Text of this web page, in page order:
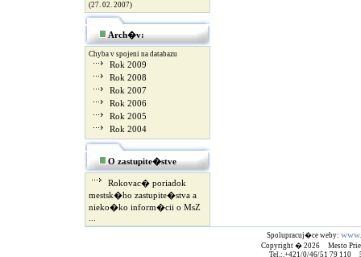
(27. 02. 2007)
Arch�v:
Chyba v spojeni na databazu
Rok 2009
Rok 2008
Rok 2007
Rok 2006
Rok 2005
Rok 2004
O zastupite�stve
Rokovac� poriadok
mestsk�ho zastupite�stva a
nieko�ko inform�cii o MsZ
Spolupracuj�ce weby:
Copyright � 2026 Mesto
Tel.:.+421/0/46/51 79 110